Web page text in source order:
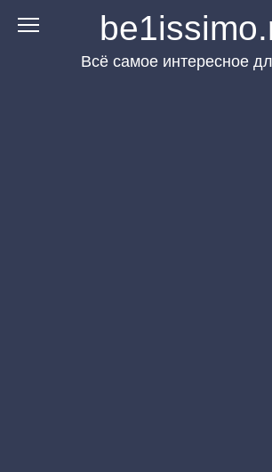
Перейти
Всё самое интересное